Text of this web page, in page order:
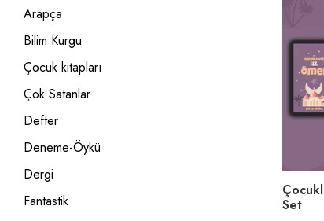
Arapça
Bilim Kurgu
Çocuk kitapları
Çok Satanlar
Defter
Deneme-Öykü
Dergi
Fantastik
Set